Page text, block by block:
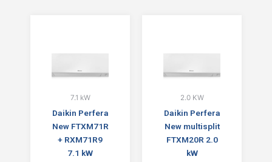
7.1 kW
Daikin Perfera
New FTXM71R
+ RXM71R9
7.1 kW
2.0 KW
Daikin Perfera
New multisplit
FTXM20R 2.0
kW